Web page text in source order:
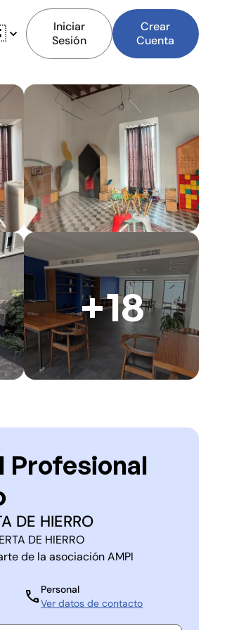
Iniciar
Sesión
Crear
Cuenta
+18
Profesional
DE HIERRO
DE HIERRO
de la asociaciónAMPI
Personal
Ver datos de contacto